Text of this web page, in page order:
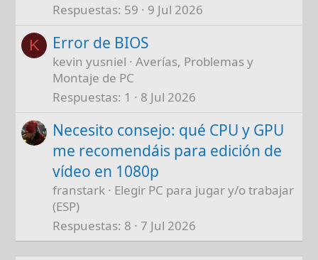
Respuestas 59 9 Jul 2026
K Error de BIOS
kevin yusniel
Averías, Problemas y
Montaje de PC
Respuestas 1 8 Jul 2026
Necesito consejo: qué CPU y GPU
me recomendáis para edición de
vídeo en 1080p
franstark
Elegir PC para jugar y/o trabajar
(ESP)
Respuestas 8 7 Jul 2026